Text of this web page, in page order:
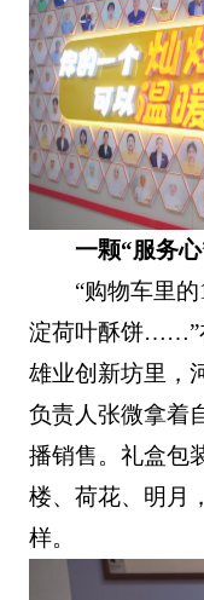
一颗“服务
“购物车里
淀荷叶酥饼……”
雄业创新坊里，
负责人张微拿着
播销售。礼盒包
楼、荷花、明月
样。